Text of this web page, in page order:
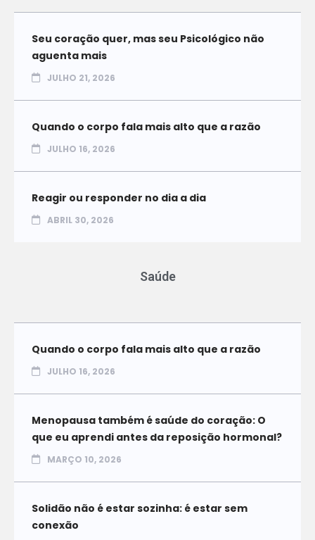
Seu coração quer, mas seu Psicológico não
aguenta mais
JULHO 21, 2026
Quando o corpo fala mais alto que a razão
JULHO 16, 2026
Reagir ou responder no dia a dia
ABRIL 30, 2026
Saúde
Quando o corpo fala mais alto que a razão
JULHO 16, 2026
Menopausa também é saúde do coração: O
que eu aprendi antes da reposição hormonal?
MARÇO 10, 2026
Solidão não é estar sozinha: é estar sem
conexão